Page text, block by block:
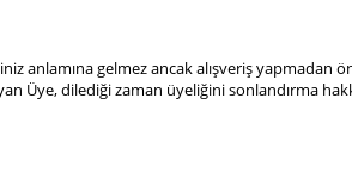
anlamına gelmez ancak alışveriş
Üye, dilediği zaman üyeliğini sonlandırma